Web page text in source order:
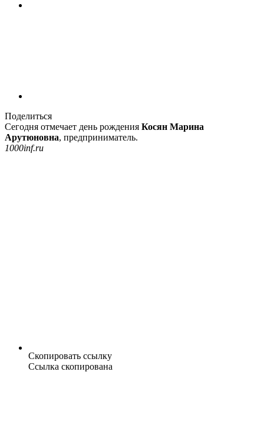
Поделиться
Сегодня отмечает день рождения Косян Марина
Арутюновна, предприниматель.
1000inf.ru
Скопировать ссылку
Ссылка скопирована